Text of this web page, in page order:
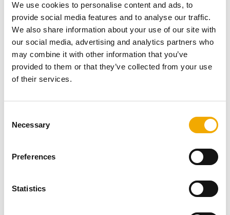
We use cookies to personalise content and ads, to
provide social media features and to analyse our traffic.
We also share information about your use of our site with
our social media, advertising and analytics partners who
may combine it with other information that you’ve
provided to them or that they’ve collected from your use
of their services.
Necessary
Preferences
Statistics
względnie niewielki i przyczynia się do oszczędności
przestrzeni użytkowej.
Gdy komin jest jednociągowy (spalinowy lub dymowy)
jego obudowa ma kształt kwadratowy ale gdy posiada
więcej niż jeden przewód jego kształt obudowy jest
prostokątny. W przypadku największej dostępnej
średnicy komina Rondo Plus (35 cm), pojedynczy
DARMO
Komin ceramiczny – zastosowanie